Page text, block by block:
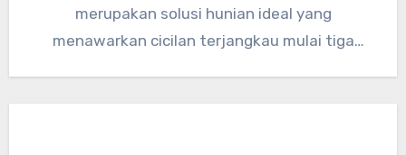
merupakan solusi hunian ideal yang
menawarkan cicilan terjangkau mulai tiga